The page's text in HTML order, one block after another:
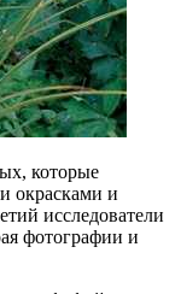
которые
окрасками и
исследователи
фотографии и